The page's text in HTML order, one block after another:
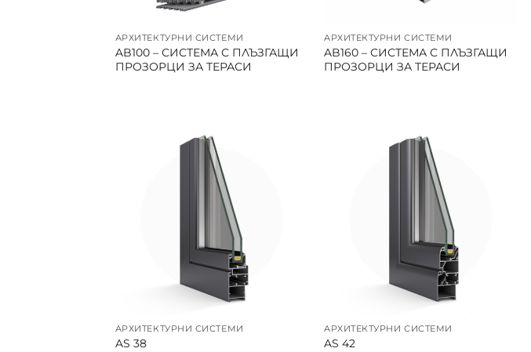
АРХИТЕКТУРНИ СИСТЕМИ
AB100 – СИСТЕМА С ПЛЪЗГАЩИ
ПРОЗОРЦИ ЗА ТЕРАСИ
АРХИТЕКТУРНИ СИСТЕМИ
AB160 – СИСТЕМА С ПЛЪЗГАЩИ
ПРОЗОРЦИ ЗА ТЕРАСИ
АРХИТЕКТУРНИ СИСТЕМИ
AS 38
АРХИТЕКТУРНИ СИСТЕМИ
AS 42